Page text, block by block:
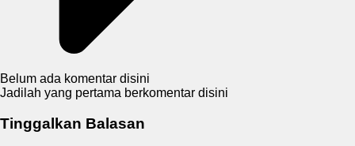
Belum ada komentar disini
Jadilah yang pertama berkomentar disini
Tinggalkan Balasan